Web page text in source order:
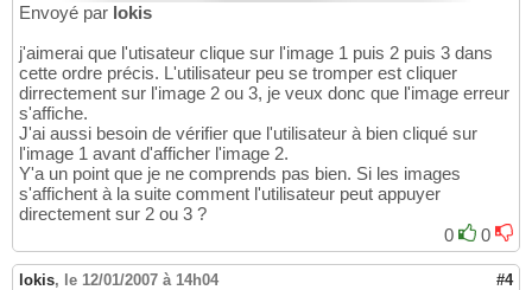
Envoyé par lokis
j'aimerai que l'utisateur clique sur l'image 1 puis 2 puis 3 dans
cette ordre précis. L'utilisateur peu se tromper est cliquer
dirrectement sur l'image 2 ou 3, je veux donc que l'image erreur
s'affiche.
J'ai aussi besoin de vérifier que l'utilisateur à bien cliqué sur
l'image 1 avant d'afficher l'image 2.
Y'a un point que je ne comprends pas bien. Si les images
s'affichent à la suite comment l'utilisateur peut appuyer
directement sur 2 ou 3 ?
0
0
lokis, le 12/01/2007 à 14h04 #4